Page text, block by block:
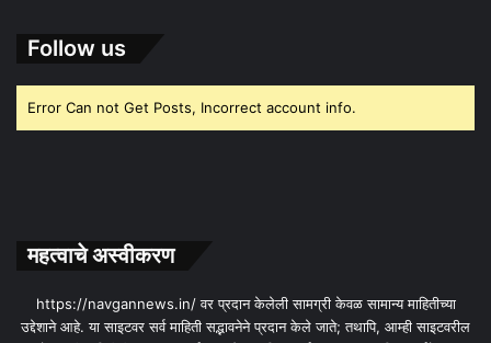
Follow us
Error Can not Get Posts, Incorrect account info.
महत्वाचे अस्वीकरण
https://navgannews.in/ वर प्रदान केलेली सामग्री केवळ सामान्य माहितीच्या
उद्देशाने आहे. या साइटवर सर्व माहिती सद्भावनेने प्रदान केले जाते; तथापि, आम्ही साइटवरील